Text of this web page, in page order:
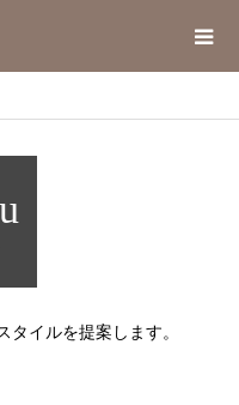
イルを提案します。